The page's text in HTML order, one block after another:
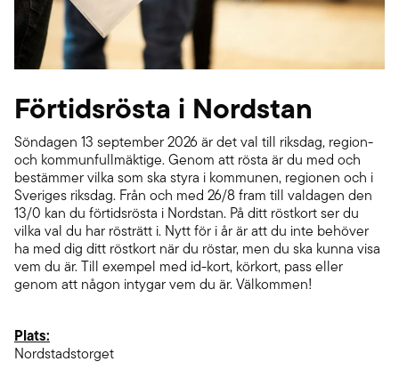
Förtidsrösta i Nordstan
Söndagen 13 september 2026 är det val till riksdag, region-
och kommunfullmäktige. Genom att rösta är du med och
bestämmer vilka som ska styra i kommunen, regionen och i
Sveriges riksdag. Från och med 26/8 fram till valdagen den
13/0 kan du förtidsrösta i Nordstan. På ditt röstkort ser du
vilka val du har rösträtt i. Nytt för i år är att du inte behöver
ha med dig ditt röstkort när du röstar, men du ska kunna visa
vem du är. Till exempel med id-kort, körkort, pass eller
genom att någon intygar vem du är. Välkommen!
Plats:
Nordstadstorget